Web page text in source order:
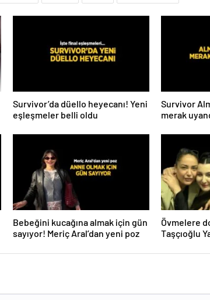
Survivor’da düello heyecanı! Yeni
eşleşmeler belli oldu
Survivor
merak
Bebeğini kucağına almak için gün
sayıyor! Meriç Aral’dan yeni poz
Övmelere
Taşçıoğlu